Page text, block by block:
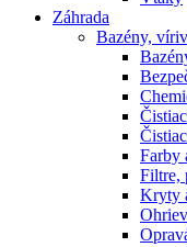
Záhrada
Bazény,
Farby
Filtre,
Kryty